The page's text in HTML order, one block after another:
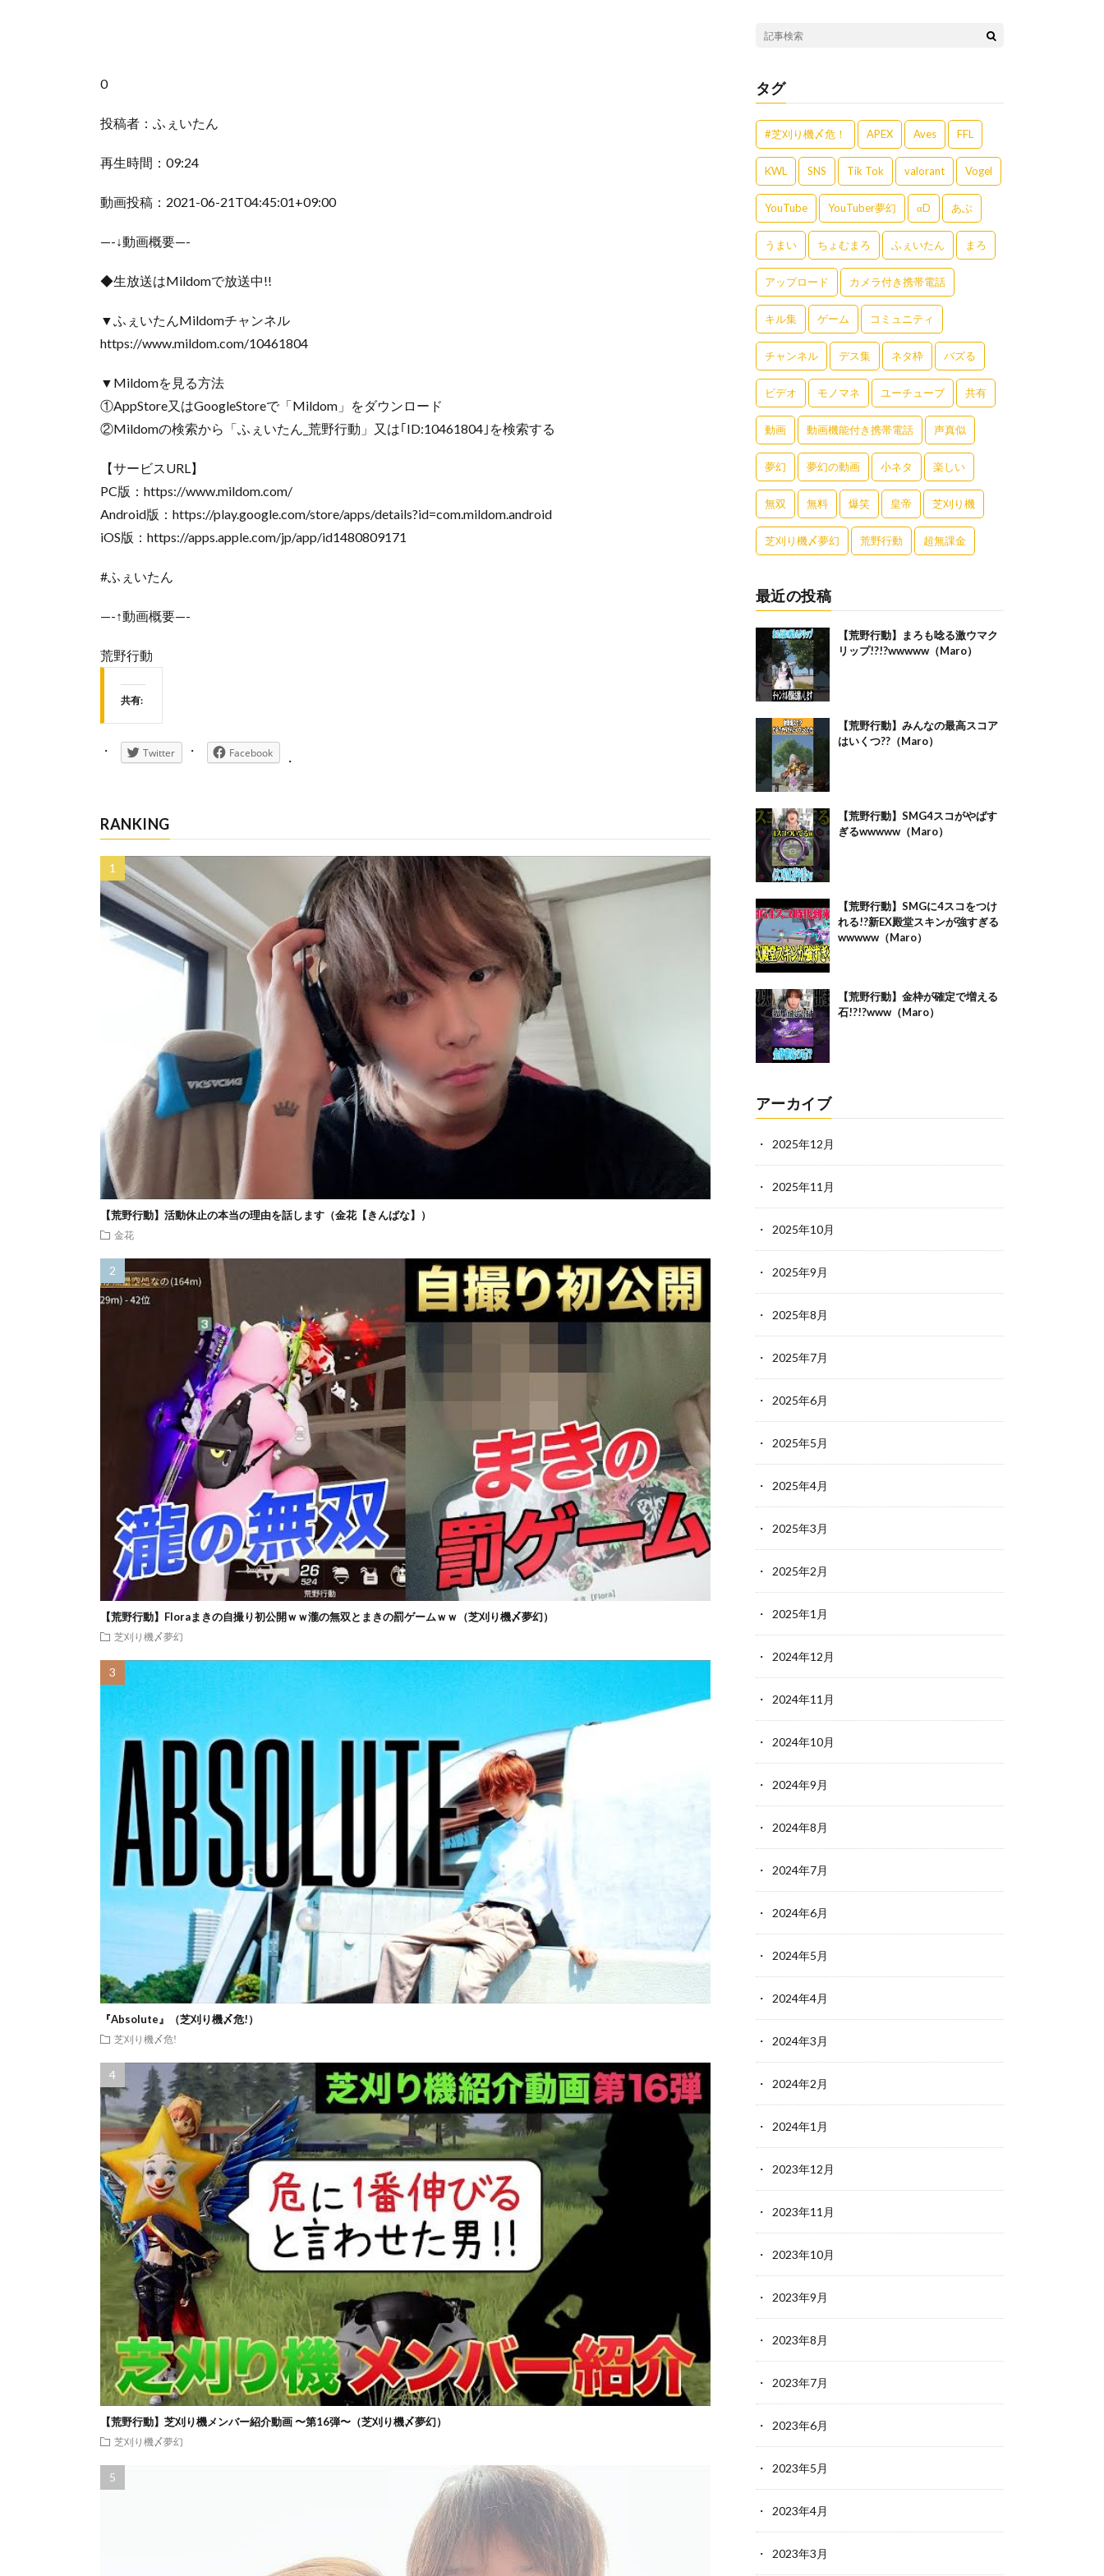
0
投稿者：ふぇいたん
再生時間：09:24
動画投稿：2021-06-21T04:45:01+09:00
—-↓動画概要—-
◆生放送はMildomで放送中!!
▼ふぇいたんMildomチャンネル
https://www.mildom.com/10461804
▼Mildomを見る方法
①AppStore又はGoogleStoreで「Mildom」をダウンロード
②Mildomの検索から「ふぇいたん_荒野行動」又は｢ID:10461804｣を検索する
【サービスURL】
PC版：https://www.mildom.com/
Android版：https://play.google.com/store/apps/details?id=com.mildom.android
iOS版：https://apps.apple.com/jp/app/id1480809171
#ふぇいたん
—-↑動画概要—-
荒野行動
共有:
Twitter Facebook
RANKING
【荒野行動】活動休止の本当の理由を話します（金花【きんばな】）
金花
【荒野行動】Floraまきの自撮り初公開ｗｗ瀧の無双とまきの罰ゲームｗｗ（芝刈り機〆夢幻）
芝刈り機〆夢幻
『Absolute』（芝刈り機〆危!）
芝刈り機〆危!
【荒野行動】芝刈り機メンバー紹介動画 〜第16弾〜（芝刈り機〆夢幻）
芝刈り機〆夢幻
タグ
#芝刈り機〆危！ APEX Aves FFL
KWL SNS Tik Tok valorant Vogel
YouTube YouTuber夢幻 αD あぶ
うまい ちょむまろ ふぇいたん まろ
アップロード カメラ付き携帯電話
キル集 ゲーム コミュニティ
チャンネル デス集 ネタ枠 バズる
ビデオ モノマネ ユーチューブ 共有
動画 動画機能付き携帯電話 声真似
夢幻 夢幻の動画 小ネタ 楽しい
無双 無料 爆笑 皇帝 芝刈り機
芝刈り機〆夢幻 荒野行動 超無課金
最近の投稿
【荒野行動】まろも唸る激ウマク
リップ!?!?wwwww（Maro）
【荒野行動】みんなの最高スコア
はいくつ??（Maro）
【荒野行動】SMG4スコがやばす
ぎるwwwww（Maro）
【荒野行動】SMGに4スコをつけ
れる!?新EX殿堂スキンが強すぎる
wwwww（Maro）
【荒野行動】金枠が確定で増える
石!?!?www（Maro）
アーカイブ
2025年12月
2025年11月
2025年10月
2025年9月
2025年8月
2025年7月
2025年6月
2025年5月
2025年4月
2025年3月
2025年2月
2025年1月
2024年12月
2024年11月
2024年10月
2024年9月
2024年8月
2024年7月
2024年6月
2024年5月
2024年4月
2024年3月
2024年2月
2024年1月
2023年12月
2023年11月
2023年10月
2023年9月
2023年8月
2023年7月
2023年6月
2023年5月
2023年4月
2023年3月